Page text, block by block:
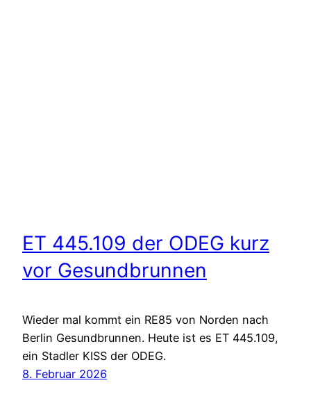
ET 445.109 der ODEG kurz
vor Gesundbrunnen
Wieder mal kommt ein RE85 von Norden nach
Berlin Gesundbrunnen. Heute ist es ET 445.109,
ein Stadler KISS der ODEG.
8. Februar 2026